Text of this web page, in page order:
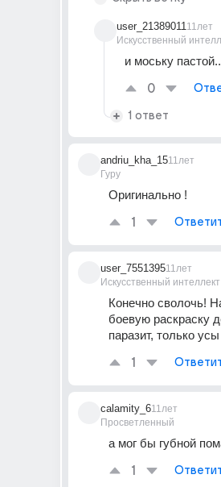
user_21389011
Искусственный
11лет
и моську
0
1 ответ
andriu_kha_15
Гуру
11лет
Оригинально !
1
user_7551395
Искусственный интеллект
11лет
Конечно сволочь!
боевую раскраску
паразит, только
1
calamity_6
Просветленный
11лет
а мог бы губной
1